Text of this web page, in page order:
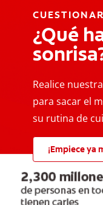
¿Qué
Realice
para sacar el
su rutina de
¡Empiece ya